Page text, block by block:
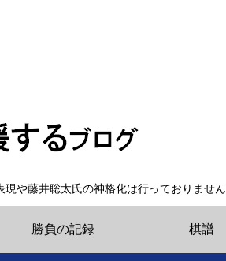
や藤井聡太氏の神格化は行っておりません
勝負の記録 棋譜